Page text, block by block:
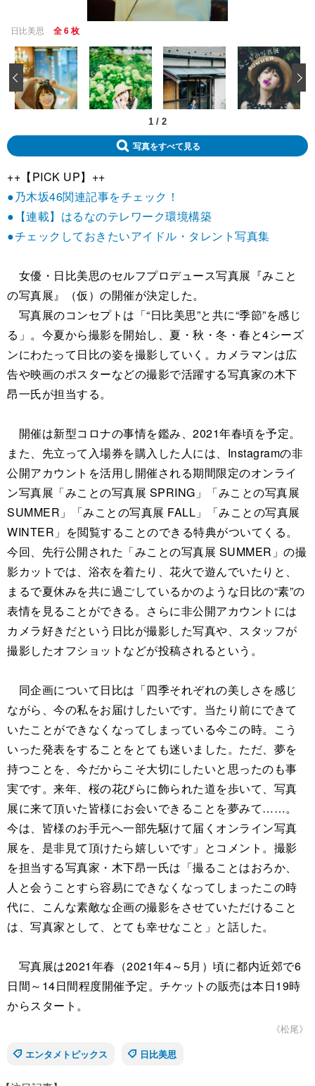
日比美思 全 6 枚
1 / 2
‹
写真をすべて見る
++【PICK UP】++
●乃木坂46関連記事をチェック！
●【連載】はるなのテレワーク環境構築
●チェックしておきたいアイドル・タレント写真集
女優・日比美思のセルフプロデュース写真展『みこと
の写真展』（仮）の開催が決定した。
写真展のコンセプトは「“日比美思”と共に“季節”を感じ
る」。今夏から撮影を開始し、夏・秋・冬・春と4シーズ
ンにわたって日比の姿を撮影していく。カメラマンは広
告や映画のポスターなどの撮影で活躍する写真家の木下
昂一氏が担当する。
開催は新型コロナの事情を鑑み、2021年春頃を予定。
また、先立って入場券を購入した人には、Instagramの非
公開アカウントを活用し開催される期間限定のオンライ
ン写真展「みことの写真展 SPRING」「みことの写真展
SUMMER」「みことの写真展 FALL」「みことの写真展
WINTER」を閲覧することのできる特典がついてくる。
今回、先行公開された「みことの写真展 SUMMER」の撮
影カットでは、浴衣を着たり、花火で遊んでいたりと、
まるで夏休みを共に過ごしているかのような日比の“素”の
表情を見ることができる。さらに非公開アカウントには
カメラ好きだという日比が撮影した写真や、スタッフが
撮影したオフショットなどが投稿されるという。
同企画について日比は「四季それぞれの美しさを感じ
ながら、今の私をお届けしたいです。当たり前にできて
いたことができなくなってしまっている今この時。こう
いった発表をすることをとても迷いました。ただ、夢を
持つことを、今だからこそ大切にしたいと思ったのも事
実です。来年、桜の花びらに飾られた道を歩いて、写真
展に来て頂いた皆様にお会いできることを夢みて……。
今は、皆様のお手元へ一部先駆けて届くオンライン写真
展を、是非見て頂けたら嬉しいです」とコメント。撮影
を担当する写真家・木下昂一氏は「撮ることはおろか、
人と会うことすら容易にできなくなってしまったこの時
代に、こんな素敵な企画の撮影をさせていただけること
は、写真家として、とても幸せなこと」と話した。
写真展は2021年春（2021年4～5月）頃に都内近郊で6
日間～14日間程度開催予定。チケットの販売は本日19時
からスタート。
《松尾》
エンタメトピックス
日比美思